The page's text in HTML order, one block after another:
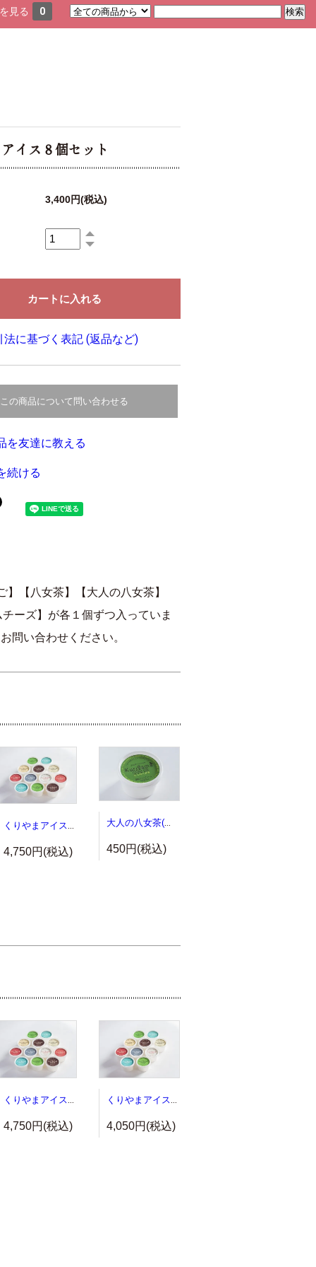
見る 0
イス８個セット
3,400円(税込)
法に基づく表記 (返品など)
この商品について問い合わせる
を友達に教える
続ける
【八女茶】【大人の八女茶】
ーズ】が各１個ずつ入っていま
問い合わせください。
くりやまアイス１２個セット
4,750円(税込)
大人の八女茶(単品)
450円(税込)
4,750円(税込)
くりやまアイス１０個セット
4,050円(税込)